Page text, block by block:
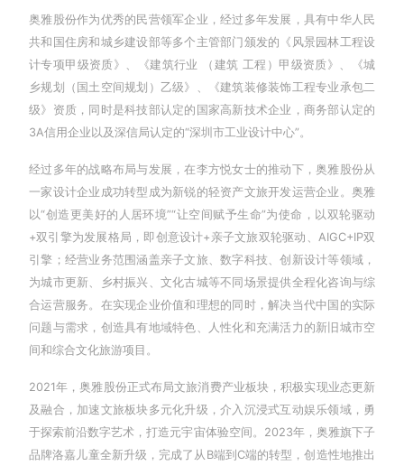
奥雅股份作为优秀的民营领军企业，经过多年发展，具有中华人民
共和国住房和城乡建设部等多个主管部门颁发的《风景园林工程设
计专项甲级资质》、《建筑行业 （建筑 工程）甲级资质》、《城
乡规划（国土空间规划）乙级》、《建筑装修装饰工程专业承包二
级》资质，同时是科技部认定的国家高新技术企业，商务部认定的
3A信用企业以及深信局认定的“深圳市工业设计中心”。
经过多年的战略布局与发展，在李方悦女士的推动下，奥雅股份从
一家设计企业成功转型成为新锐的轻资产文旅开发运营企业。奥雅
以“创造更美好的人居环境”“让空间赋予生命”为使命，以双轮驱动
+双引擎为发展格局，即创意设计+亲子文旅双轮驱动、AIGC+IP双
引擎；经营业务范围涵盖亲子文旅、数字科技、创新设计等领域，
为城市更新、乡村振兴、文化古城等不同场景提供全程化咨询与综
合运营服务。在实现企业价值和理想的同时，解决当代中国的实际
问题与需求，创造具有地域特色、人性化和充满活力的新旧城市空
间和综合文化旅游项目。
2021年，奥雅股份正式布局文旅消费产业板块，积极实现业态更新
及融合，加速文旅板块多元化升级，介入沉浸式互动娱乐领域，勇
于探索前沿数字艺术，打造元宇宙体验空间。2023年，奥雅旗下子
品牌洛嘉儿童全新升级，完成了从B端到C端的转型，创造性地推出